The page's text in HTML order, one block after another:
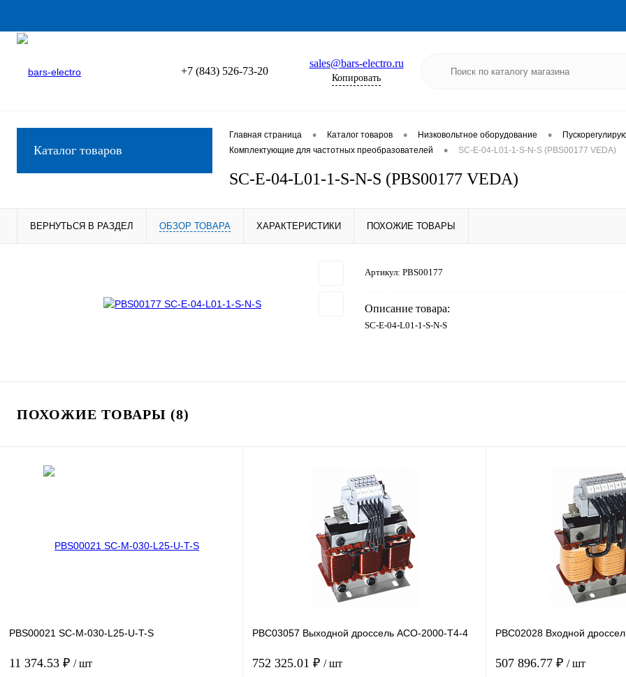
+7 (843) 526-73-20
sales@bars-electro.ru
Копировать
Каталог товаров
Главная страница • Каталог товаров • Низковольтное оборудование •
Комплектующие для частотных преобразователей • SC-E-04-L01-1-S-N-S (PBS00177 VEDA)
SC-E-04-L01-1-S-N-S (PBS00177 VEDA)
ВЕРНУТЬСЯ В РАЗДЕЛ ОБЗОР ТОВАРА ХАРАКТЕРИСТИКИ ПОХОЖИЕ ТОВАРЫ
Артикул: PBS00177
Описание товара:
SC-E-04-L01-1-S-N-S
ПОХОЖИЕ ТОВАРЫ (8)
PBS00021 SC-M-030-L25-U-T-S
11 374.53 ₽ / шт
PBC03057 Выходной дроссель ACO-2000-T4-4
752 325.01 ₽ / шт
PBC02028 Входной
507 896.77 ₽ / шт